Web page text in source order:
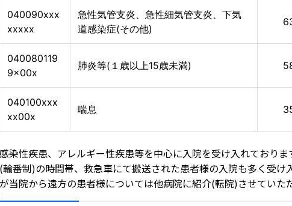
040090xxx
xxxxx
急性気管支炎、急性細気管支炎、下気
道感染症(その他)
040080119
9x00x
肺炎等(１歳以上15歳未満)
040100xxx
xx00x
喘息
感染性疾患、アレルギー性疾患等を中心に入院を受け入れており
(輸番制)の時間帯、救急車にて搬送された患者様の入院も多く受
が当院から遠方の患者様については他病院に紹介(転院)させていた